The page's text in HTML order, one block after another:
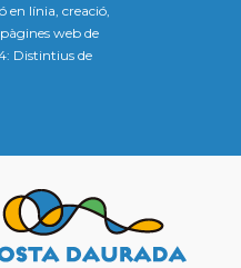
en línia, creació,
web de
Distintius de